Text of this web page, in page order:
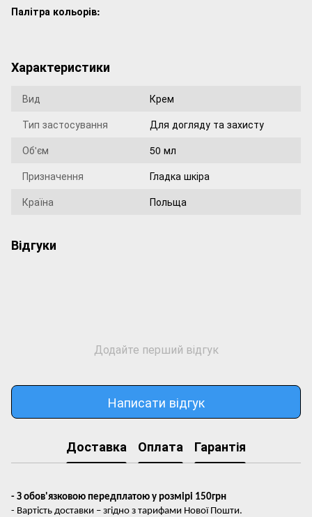
Палітра кольорів:
Характеристики
Вид
Крем
Тип застосування
Для догляду та захисту
Об'єм
50 мл
Призначення
Гладка шкіра
Країна
Польща
Відгуки
Додайте перший відгук
Написати відгук
Доставка Оплата Гарантія
- З обов'язковою передплатою у розмірі 150грн
- Вартість доставки – згідно з тарифами Нової Пошти.